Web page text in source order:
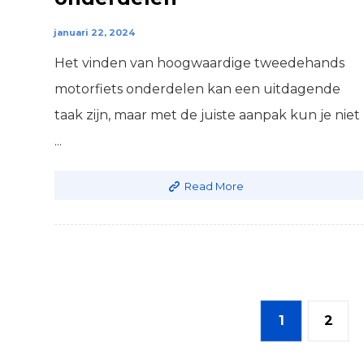
januari 22, 2024
Het vinden van hoogwaardige tweedehands
motorfiets onderdelen kan een uitdagende
taak zijn, maar met de juiste aanpak kun je niet
...
Read More
1 2